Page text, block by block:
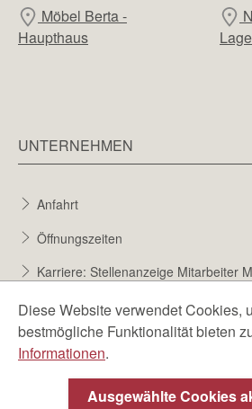
Möbel Berta -
Haupthaus
UNTERNEHMEN
Anfahrt
Öffnungszeiten
Karriere: Stellenanzeige Mitarbeiter
Karriere bei Möbel Berta
Bewerbungsformular
Diese Website verwendet Cookies,
bestmögliche Funktionalität bieten
Informationen.
Ausgewählte Cookies